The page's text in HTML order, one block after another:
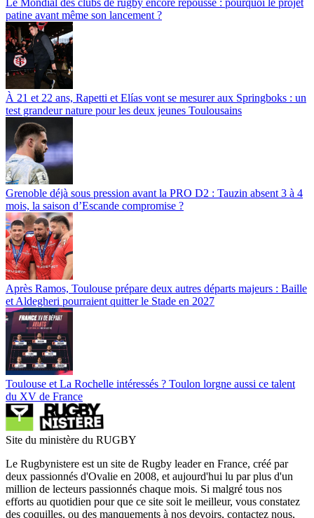
patine avant même son lancement ?
À 21 et 22 ans, Rapetti et Elías vont se mesurer aux Springboks : un
test grandeur nature pour les deux jeunes Toulousains
Grenoble déjà sous pression avant la PRO D2 : Tauzin absent 3 à 4
mois, la saison d’Escande compromise ?
Après Ramos, Toulouse prépare deux autres départs majeurs : Baille
et Aldegheri pourraient quitter le Stade en 2027
Toulouse et La Rochelle intéressés ? Toulon lorgne aussi ce talent
du XV de France
Site du ministère du RUGBY
Le Rugbynistere est un site de Rugby leader en France, créé par
deux passionnés d'Ovalie en 2008, et aujourd'hui lu par plus d'un
million de lecteurs passionnés chaque mois. Si malgré tous nos
efforts au quotidien pour que ce site soit le meilleur, vous constatez
des coquilles, ou des manquements à nos devoirs, contactez nous,